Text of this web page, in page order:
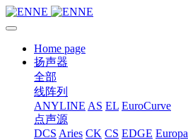
Home page
扬声器
全部
线阵列
ANYLINE AS EL EuroCurve
点声源
DCS Aries CK CS EDGE Europa